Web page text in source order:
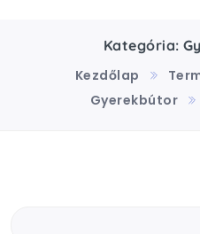
Kategória:
Kezdőlap
Gyerekbútor